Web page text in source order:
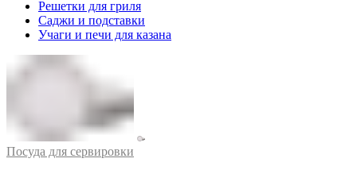
Решетки для гриля
Саджи и подставки
Учаги и печи для казана
Посуда для сервировки